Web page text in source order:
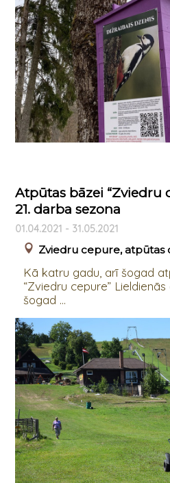
Atpūtas bāzei “Zviedru
21. darba sezona
01.04.2021 - 31.05.2021
Zviedru cepure, atpūtas
Kā katru gadu, arī šogad
“Zviedru cepure”
šogad ...